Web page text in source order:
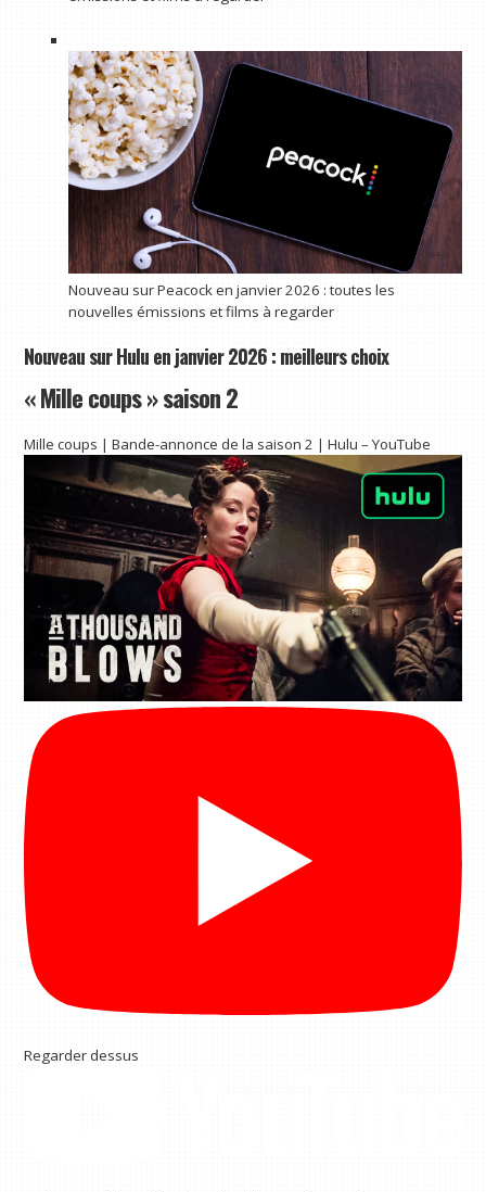
Nouveau sur Peacock en janvier 2026 : toutes les
nouvelles émissions et films à regarder
Nouveau sur Hulu en janvier 2026 : meilleurs choix
« Mille coups » saison 2
Mille coups | Bande-annonce de la saison 2 | Hulu – YouTube
Regarder dessus